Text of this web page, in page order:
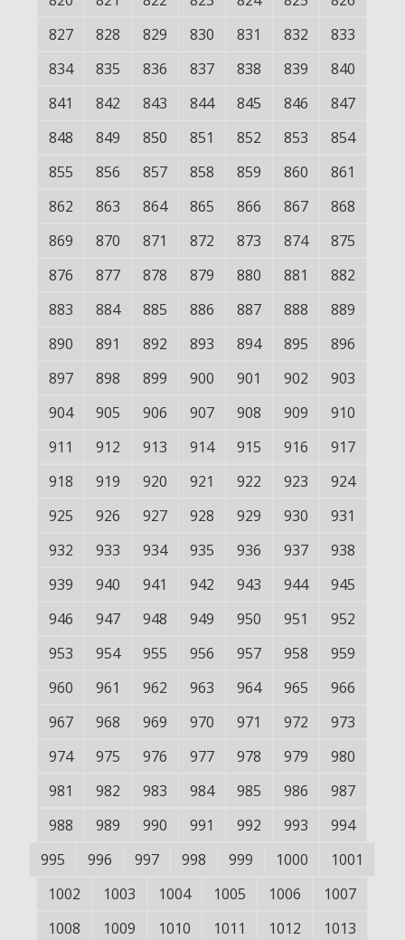
827
828 829 830 831 832
833
834
835 836 837 838 839
840
841
842 843 844 845 846
847
848
849 850 851 852 853
854
855
856 857 858 859 860
861
862
863 864 865 866 867
868
869
870 871 872 873 874
875
876
877 878 879 880 881
882
883
884 885 886 887 888
889
890
891 892 893 894 895
896
897
898 899 900 901 902
903
904
905 906 907 908 909
910
911
912 913 914 915 916
917
918
919 920 921 922 923
924
925
926 927 928 929 930
931
932
933 934 935 936 937
938
939
940 941 942 943 944
945
946
947 948 949 950 951
952
953
954 955 956 957 958
959
960
961 962 963 964 965
966
967
968 969 970 971 972
973
974
975 976 977 978 979
980
981
982 983 984 985 986
987
988
989 990 991 992 993
994
995
996 997 998 999 1000
1001
1002
1003 1004 1005 1006
1007
1008
1009 1010 1011 1012
1013